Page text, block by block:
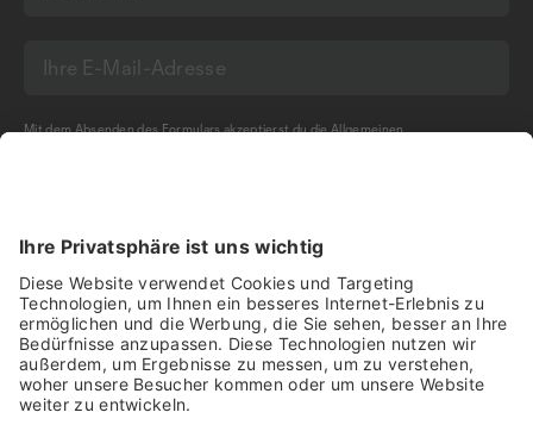
Mit dem Absenden des Formulars akzeptierst du dieAllgemeinen